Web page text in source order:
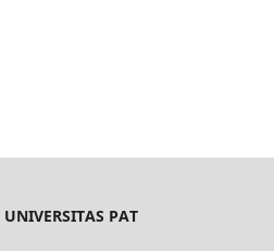
UNIVERSITAS PAT